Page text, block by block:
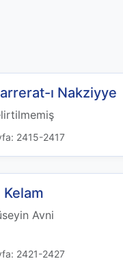
ı Nakziyye
2415-2417
Avni
2421-2427